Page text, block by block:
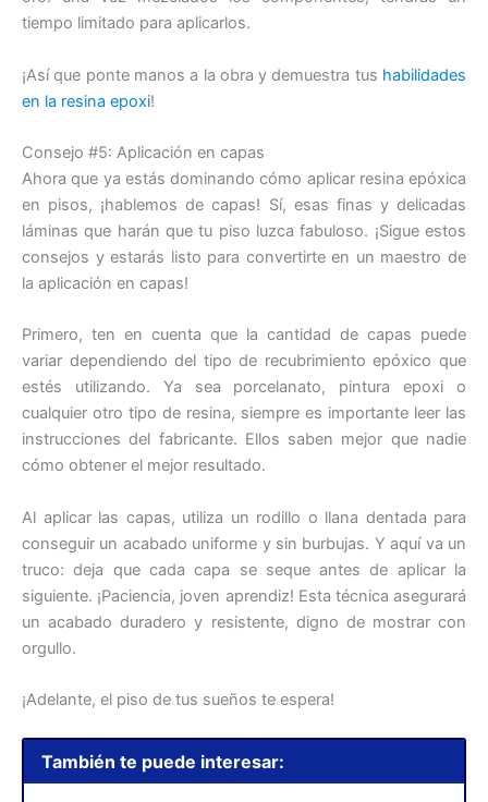
tiempo limitado para aplicarlos.
¡Así que ponte manos a la obra y demuestra tus habilidades
en la resina epoxi!
Consejo #5: Aplicación en capas
Ahora que ya estás dominando cómo aplicar resina epóxica
en pisos, ¡hablemos de capas! Sí, esas finas y delicadas
láminas que harán que tu piso luzca fabuloso. ¡Sigue estos
consejos y estarás listo para convertirte en un maestro de
la aplicación en capas!
Primero, ten en cuenta que la cantidad de capas puede
variar dependiendo del tipo de recubrimiento epóxico que
estés utilizando. Ya sea porcelanato, pintura epoxi o
cualquier otro tipo de resina, siempre es importante leer las
instrucciones del fabricante. Ellos saben mejor que nadie
cómo obtener el mejor resultado.
Al aplicar las capas, utiliza un rodillo o llana dentada para
conseguir un acabado uniforme y sin burbujas. Y aquí va un
truco: deja que cada capa se seque antes de aplicar la
siguiente. ¡Paciencia, joven aprendiz! Esta técnica asegurará
un acabado duradero y resistente, digno de mostrar con
orgullo.
¡Adelante, el piso de tus sueños te espera!
También te puede interesar: